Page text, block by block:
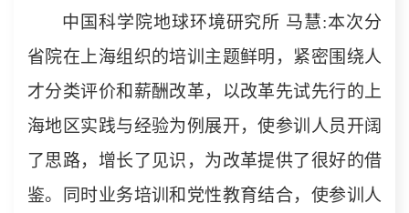
中国科学院地球环境研究所 马慧:本次分
省院在上海组织的培训主题鲜明，紧密围绕人
才分类评价和薪酬改革，以改革先试先行的上
海地区实践与经验为例展开，使参训人员开阔
了思路，增长了见识，为改革提供了很好的借
鉴。同时业务培训和党性教育结合，使参训人